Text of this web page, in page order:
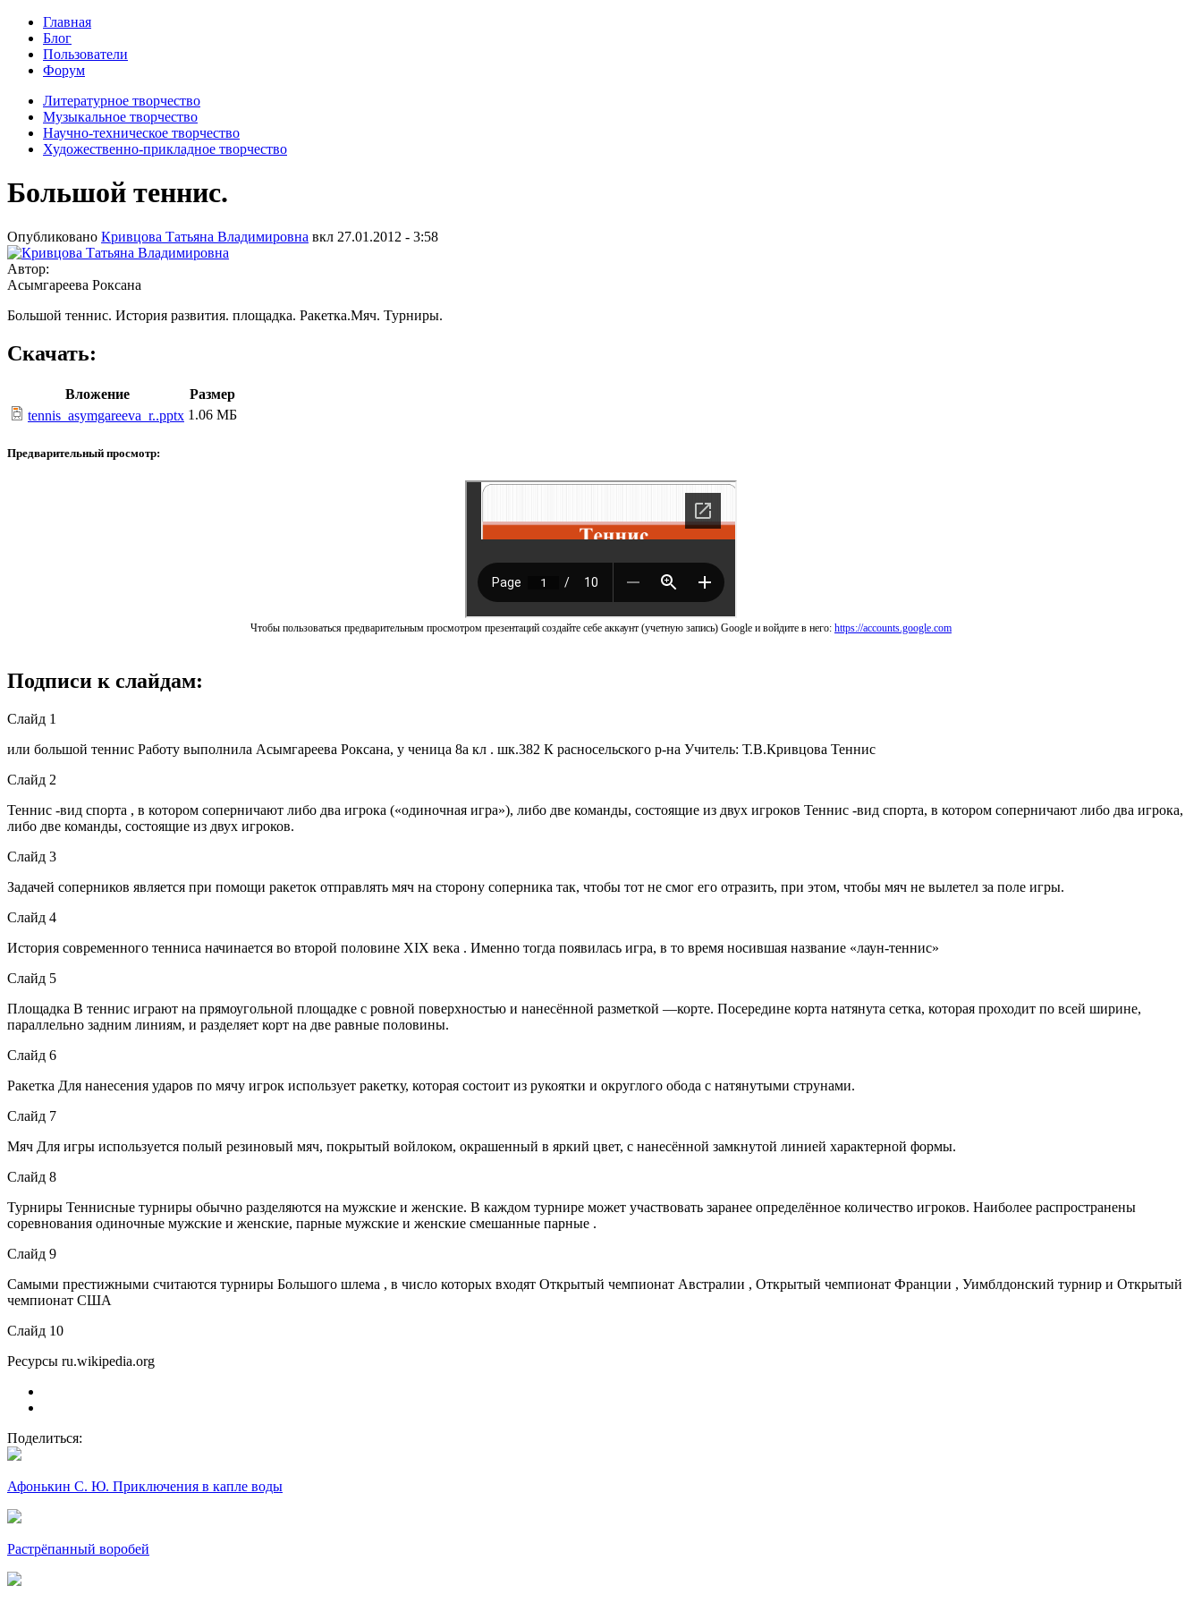
Главная
Блог
Пользователи
Форум
Литературное творчество
Музыкальное творчество
Научно-техническое творчество
Художественно-прикладное творчество
Большой теннис.
Опубликовано Кривцова Татьяна Владимировна вкл 27.01.2012 - 3:58
Автор:
Асымгареева Роксана
Большой теннис. История развития. площадка. Ракетка.Мяч. Турниры.
Скачать:
Вложение
Размер
tennis_asymgareeva_r..pptx 1.06 МБ
Предварительный просмотр:
Чтобы пользоваться предварительным просмотром презентаций создайте себе аккаунт (учетную запись) Google и войдите в него: https://accounts.google.com
Подписи к слайдам:
Слайд 1
или большой теннис Работу выполнила Асымгареева Роксана, у ченица 8а кл . шк.382 К расносельского р-на Учитель: Т.В.Кривцова Теннис
Слайд 2
Теннис -вид спорта , в котором соперничают либо два игрока («одиночная игра»), либо две команды, состоящие из двух игроков Теннис -вид спорта, в котором соперничают либо два игрока,
либо две команды, состоящие из двух игроков.
Слайд 3
Задачей соперников является при помощи ракеток отправлять мяч на сторону соперника так, чтобы тот не смог его отразить, при этом, чтобы мяч не вылетел за поле игры.
Слайд 4
История современного тенниса начинается во второй половине XIX века . Именно тогда появилась игра, в то время носившая название «лаун-теннис»
Слайд 5
Площадка В теннис играют на прямоугольной площадке с ровной поверхностью и нанесённой разметкой —корте. Посередине корта натянута сетка, которая проходит по всей ширине,
параллельно задним линиям, и разделяет корт на две равные половины.
Слайд 6
Ракетка Для нанесения ударов по мячу игрок использует ракетку, которая состоит из рукоятки и округлого обода с натянутыми струнами.
Слайд 7
Мяч Для игры используется полый резиновый мяч, покрытый войлоком, окрашенный в яркий цвет, с нанесённой замкнутой линией характерной формы.
Слайд 8
Турниры Теннисные турниры обычно разделяются на мужские и женские. В каждом турнире может участвовать заранее определённое количество игроков. Наиболее распространены
соревнования одиночные мужские и женские, парные мужские и женские смешанные парные .
Слайд 9
Самыми престижными считаются турниры Большого шлема , в число которых входят Открытый чемпионат Австралии , Открытый чемпионат Франции , Уимблдонский турнир и Открытый
чемпионат США
Слайд 10
Ресурсы ru.wikipedia.org
Поделиться:
Афонькин С. Ю. Приключения в капле воды
Растрёпанный воробей